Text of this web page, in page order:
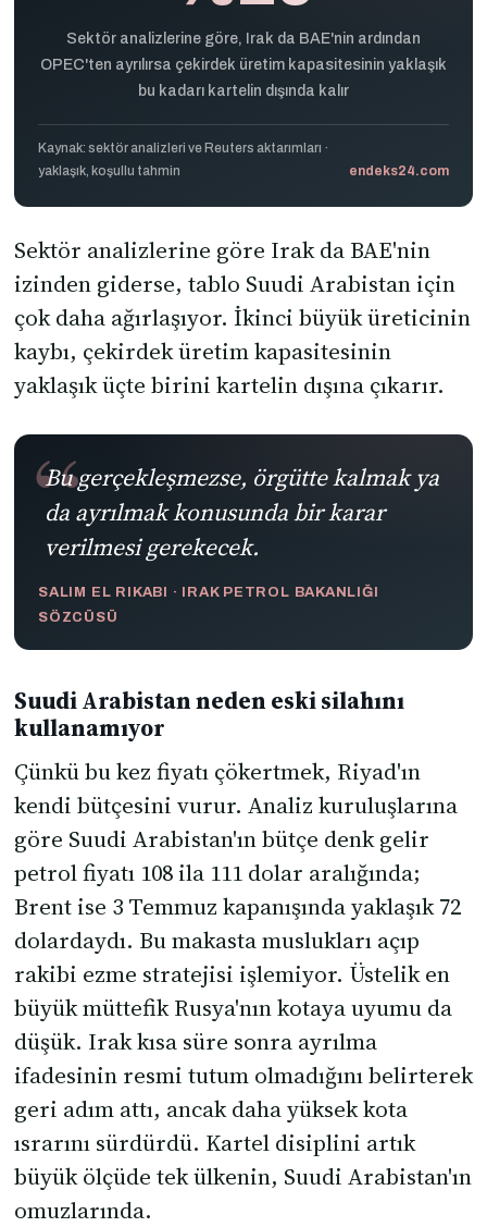
Sektör analizlerine göre, Irak da BAE'nin ardından
OPEC'ten ayrılırsa çekirdek üretim kapasitesinin yaklaşık
bu kadarı kartelin dışında kalır
Kaynak: sektör analizleri ve Reuters aktarımları ·
yaklaşık, koşullu tahmin
endeks24.com
Sektör analizlerine göre Irak da BAE'nin
izinden giderse, tablo Suudi Arabistan için
çok daha ağırlaşıyor. İkinci büyük üreticinin
kaybı, çekirdek üretim kapasitesinin
yaklaşık üçte birini kartelin dışına çıkarır.
Bu gerçekleşmezse, örgütte kalmak ya
da ayrılmak konusunda bir karar
verilmesi gerekecek.
SALIM EL RIKABI · IRAK PETROL BAKANLIĞI
SÖZCÜSÜ
Suudi Arabistan neden eski silahını
kullanamıyor
Çünkü bu kez fiyatı çökertmek, Riyad'ın
kendi bütçesini vurur. Analiz kuruluşlarına
göre Suudi Arabistan'ın bütçe denk gelir
petrol fiyatı 108 ila 111 dolar aralığında;
Brent ise 3 Temmuz kapanışında yaklaşık 72
dolardaydı. Bu makasta muslukları açıp
rakibi ezme stratejisi işlemiyor. Üstelik en
büyük müttefik Rusya'nın kotaya uyumu da
düşük. Irak kısa süre sonra ayrılma
ifadesinin resmi tutum olmadığını belirterek
geri adım attı, ancak daha yüksek kota
ısrarını sürdürdü. Kartel disiplini artık
büyük ölçüde tek ülkenin, Suudi Arabistan'ın
omuzlarında.